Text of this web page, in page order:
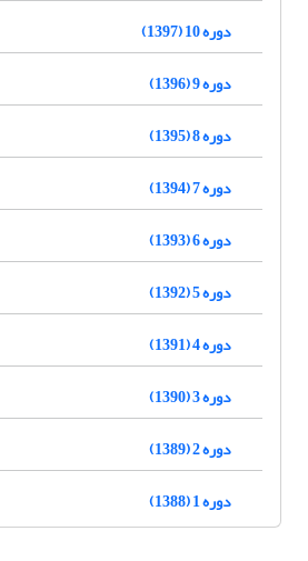
دوره 10 (1397)
دوره 9 (1396)
دوره 8 (1395)
دوره 7 (1394)
دوره 6 (1393)
دوره 5 (1392)
دوره 4 (1391)
دوره 3 (1390)
دوره 2 (1389)
دوره 1 (1388)